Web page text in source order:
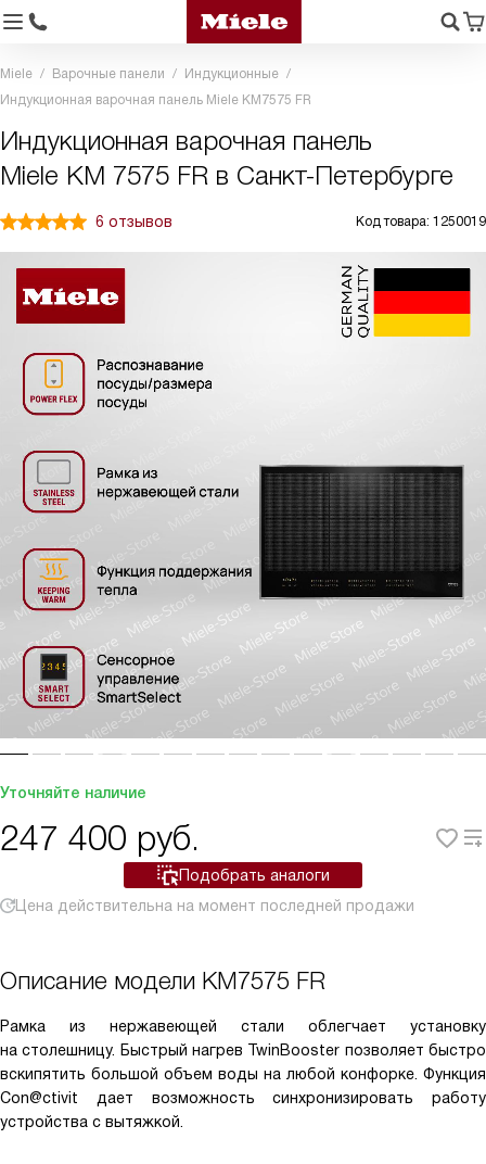
Miele Варочные панели
Индукционные
Индукционная варочная панель Miele KM7575 FR
Индукционная варочная панель
Miele KM 7575 FR в Санкт-Петербурге
6 отзывов Код товара: 1250019
Уточняйте наличие
247 400 руб.
Подобрать аналоги
Цена действительна на момент последней продажи
Описание модели KM7575 FR
Рамка из нержавеющей стали облегчает установку
на столешницу. Быстрый нагрев TwinBooster позволяет быстро
вскипятить большой объем воды на любой конфорке. Функция
Con@ctivit дает возможность синхронизировать работу
устройства с вытяжкой.